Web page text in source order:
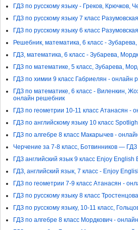
ГДЗ по русскому языку - Греков, Крючков,
ГДЗ по русскому языку 7 класс
ГДЗ по русскому языку 6 класс Разумовская
Решебник, математика, 6 класс -
ГДЗ, математика, 6 класс - Зубарева,
ГДЗ по математике, 5 класс, Зубарева,
ГДЗ по химии 9 класс Габриелян - онлайн
ГДЗ по математике, 6 класс - Виленкин,
онлайн решебник
ГДЗ по геометрии 10-11 класс Атанасян -
ГДЗ по английскому языку 10 класс
ГДЗ по алгебре 8 класс Макарычев -
Черчение за 7-8 класс, Ботвинников —
ГДЗ английский язык 9 класс Enjoy English
ГДЗ, английский язык, 7 класс - Enjoy
ГДЗ по геометрии 7-9 класс Атанасян -
ГДЗ по русскому языку 8 класс
ГДЗ по русскому языку, 10-11 класс,
ГДЗ по алгебре 8 класс Мордкович -